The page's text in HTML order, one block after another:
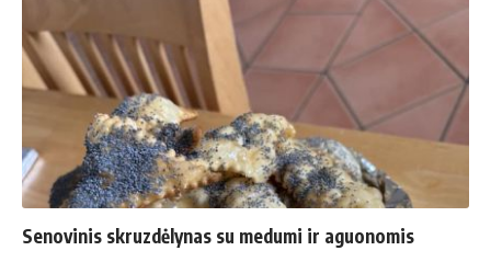
Senovinis skruzdėlynas su medumi ir aguonomis